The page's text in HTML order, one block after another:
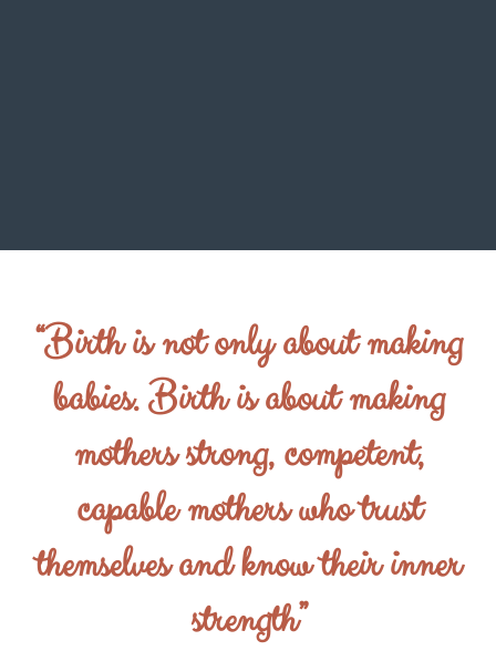
“Birth is not only about making
babies. Birth is about making
mothers strong, competent,
capable mothers who trust
themselves and know their inner
strength”